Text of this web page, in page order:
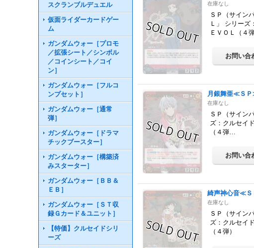
スクランブルデュエル
仮面ライダーカードゲー
ム
ガンダムウォー［プロモ
／拡張シート／シンボル
／コインシート／コイ
ン］
ガンダムウォー［フルコ
ンプセット］
ガンダムウォー［通常
弾］
ガンダムウォー［ドラマ
チックブースター］
ガンダムウォー［構築済
みスターター］
ガンダムウォー［ＢＢ＆
ＥＢ］
ガンダムウォー［ＳＴ収
録Ｇカード＆ユニット］
【特価】クルセイドシリ
ーズ
在庫なし
ＳＰ（サイン
Ｌ」 シリーズ
ＥＶＯＬ（４弾
月銀舞亜≪Ｓ
在庫なし
ＳＰ（サイン
ズ：クルセイ
（４弾…
綺声神心音≪
在庫なし
ＳＰ（サイン
ズ：クルセイ
（４弾）